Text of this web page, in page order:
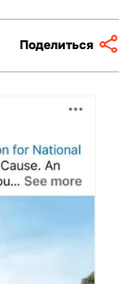
Поделиться